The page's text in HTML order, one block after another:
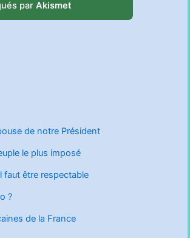
par Akismet
de notre Président
le plus imposé
faut être respectable
?
de la France